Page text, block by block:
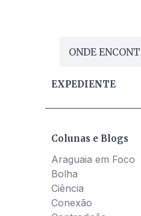
ONDE
EXPEDIENTE
Colunas e Blogs
Araguaia em Foco
Bolha
Ciência
Conexão